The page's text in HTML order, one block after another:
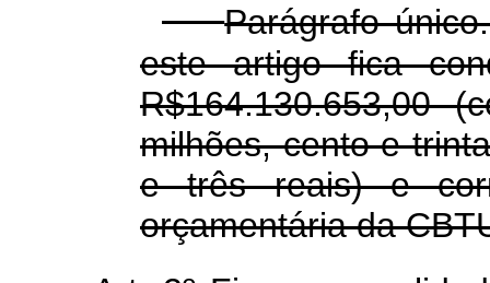
Parágrafo
este artigo fica
R$164.130.653,00
milhões, cento e
e três reais) e
orçamentária da